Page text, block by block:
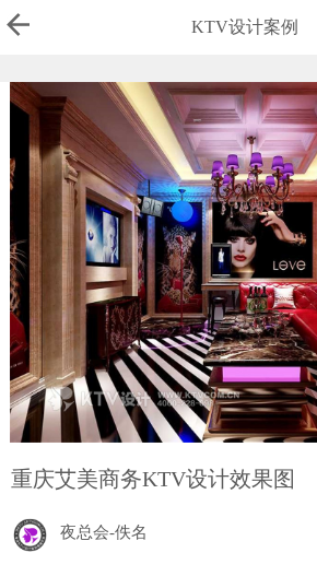
KTV设计案例
重庆艾美商务KTV设计效果图
夜总会-佚名